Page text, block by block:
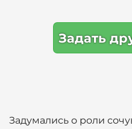
Задать
Задумались о роли